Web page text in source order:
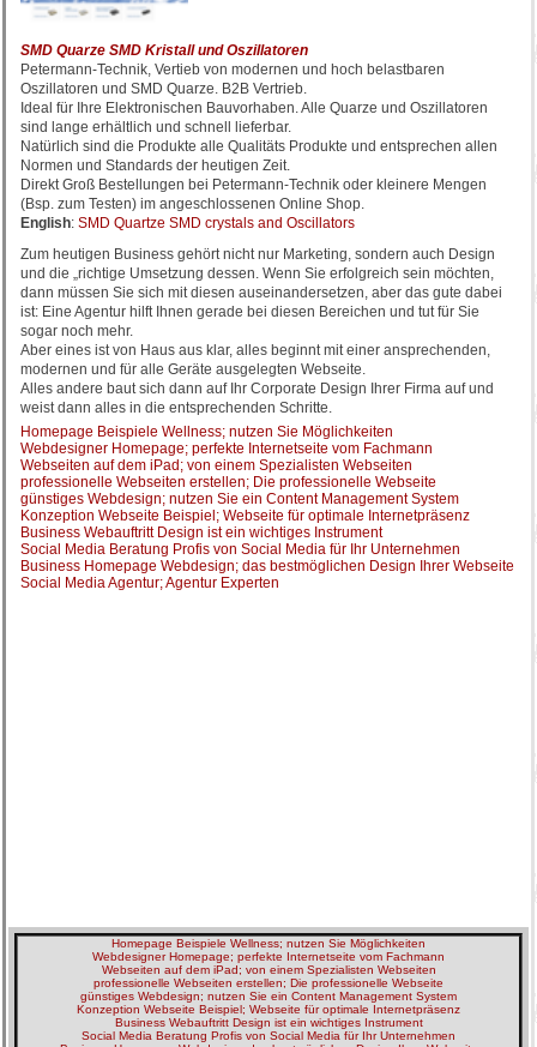
SMD Quarze SMD Kristall und Oszillatoren
Petermann-Technik, Vertieb von modernen und hoch belastbaren
Oszillatoren und SMD Quarze. B2B Vertrieb.
Ideal für Ihre Elektronischen Bauvorhaben. Alle Quarze und Oszillatoren
sind lange erhältlich und schnell lieferbar.
Natürlich sind die Produkte alle Qualitäts Produkte und entsprechen allen
Normen und Standards der heutigen Zeit.
Direkt Groß Bestellungen bei Petermann-Technik oder kleinere Mengen
(Bsp. zum Testen) im angeschlossenen Online Shop.
English: SMD Quartze SMD crystals and Oscillators
Zum heutigen Business gehört nicht nur Marketing, sondern auch Design
und die „richtige Umsetzung dessen. Wenn Sie erfolgreich sein möchten,
dann müssen Sie sich mit diesen auseinandersetzen, aber das gute dabei
ist: Eine Agentur hilft Ihnen gerade bei diesen Bereichen und tut für Sie
sogar noch mehr.
Aber eines ist von Haus aus klar, alles beginnt mit einer ansprechenden,
modernen und für alle Geräte ausgelegten Webseite.
Alles andere baut sich dann auf Ihr Corporate Design Ihrer Firma auf und
weist dann alles in die entsprechenden Schritte.
Homepage Beispiele Wellness; nutzen Sie Möglichkeiten
Webdesigner Homepage; perfekte Internetseite vom Fachmann
Webseiten auf dem iPad; von einem Spezialisten Webseiten
professionelle Webseiten erstellen; Die professionelle Webseite
günstiges Webdesign; nutzen Sie ein Content Management System
Konzeption Webseite Beispiel; Webseite für optimale Internetpräsenz
Business Webauftritt Design ist ein wichtiges Instrument
Social Media Beratung Profis von Social Media für Ihr Unternehmen
Business Homepage Webdesign; das bestmöglichen Design Ihrer Webseite
Social Media Agentur; Agentur Experten
Homepage Beispiele Wellness; nutzen Sie Möglichkeiten
Webdesigner Homepage; perfekte Internetseite vom Fachmann
Webseiten auf dem iPad; von einem Spezialisten Webseiten
professionelle Webseiten erstellen; Die professionelle Webseite
günstiges Webdesign; nutzen Sie ein Content Management System
Konzeption Webseite Beispiel; Webseite für optimale Internetpräsenz
Business Webauftritt Design ist ein wichtiges Instrument
Social Media Beratung Profis von Social Media für Ihr Unternehmen